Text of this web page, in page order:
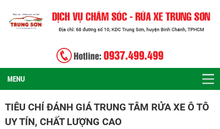
Hotline: 0937.499.499
MENU
TIÊU CHÍ ĐÁNH GIÁ TRUNG TÂM RỬA XE Ô TÔ
UY TÍN, CHẤT LƯỢNG CAO